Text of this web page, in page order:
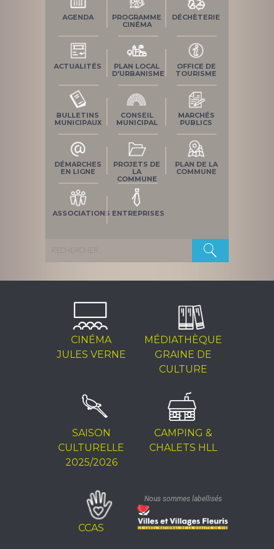
AGENDA
PROGRAMME
CINÉMA
DÉCHÈTERIE
ACTUALITÉS
PLAN LOCAL
D'URBANISME
OFFICE DE
TOURISME
BULLETINS
MUNICIPAUX
CONSEIL
MUNICIPAL
MARCHÉS
PUBLICS
DÉMARCHES
EN LIGNE
PROJETS DE
LA
COMMUNE
PLAN DE LA
COMMUNE
ASSOCIATIONS ENTREPRISES
Rechercher :
CINÉMA
JULES VERNE
MÉDIATHÈQUE
GRAINE DE
CULTURE
SAISON
CULTURELLE
2025/2026
CAMPING &
CHALETS HLL
CCAS
Nous sommes labellisés